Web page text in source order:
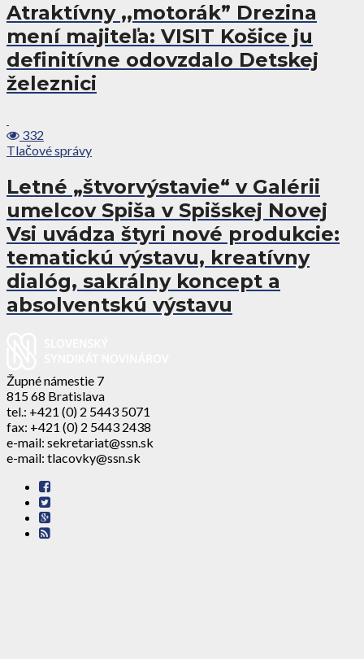
Atraktívny ,,motorák” Drezina
mení majiteľa: VISIT Košice ju
definitívne odovzdalo Detskej
železnici
332
Tlačové správy
Letné „štvorvýstavie“ v Galérii
umelcov Spiša v Spišskej Novej
Vsi uvádza štyri nové produkcie:
tematickú výstavu, kreatívny
dialóg, sakrálny koncept a
absolventskú výstavu
Župné námestie 7
815 68 Bratislava
tel.: +421 (0) 2 5443 5071
fax: +421 (0) 2 5443 2438
e-mail: sekretariat@ssn.sk
e-mail: tlacovky@ssn.sk